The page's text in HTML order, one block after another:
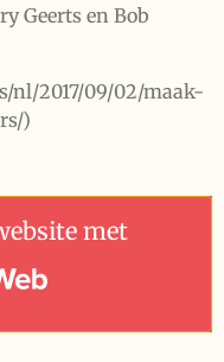
Geerts en Bob
nl/2017/09/02/maak-
)
met